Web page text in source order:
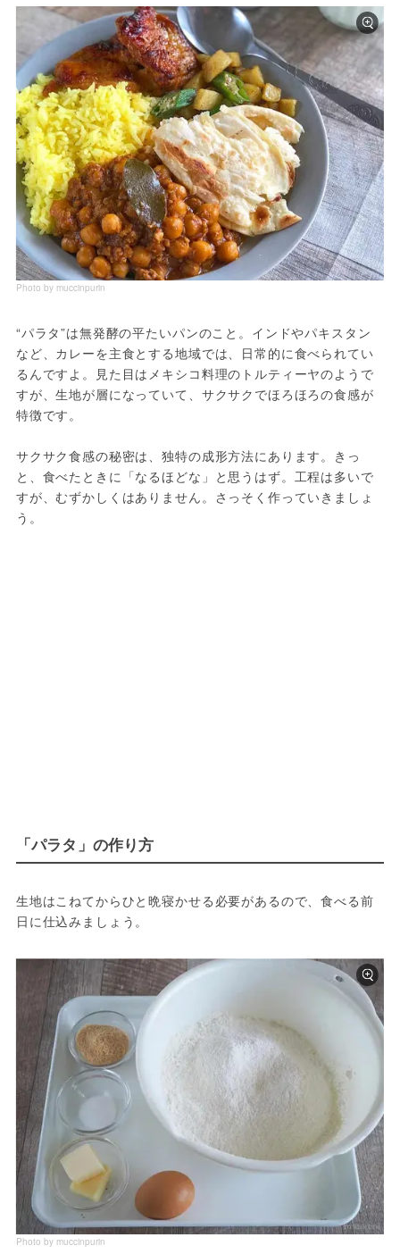
Photo by muccinpurin
“パラタ”は無発酵の平たいパンのこと。インドやパキスタン
など、カレーを主食とする地域では、日常的に食べられてい
るんですよ。見た目はメキシコ料理のトルティーヤのようで
すが、生地が層になっていて、サクサクでほろほろの食感が
特徴です。
サクサク食感の秘密は、独特の成形方法にあります。きっ
と、食べたときに「なるほどな」と思うはず。工程は多いで
すが、むずかしくはありません。さっそく作っていきましょ
う。
「パラタ」の作り方
生地はこねてからひと晩寝かせる必要があるので、食べる前
日に仕込みましょう。
Photo by muccinpurin